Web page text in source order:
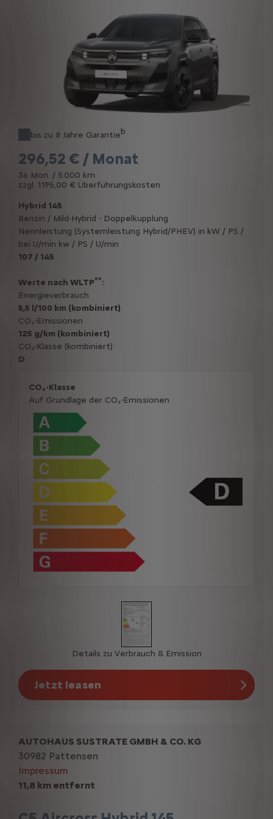
bis zu 8 Jahre Garantieb
296,52 € / Monat
36 Mon. / 5.000 km
zzgl. 1.195,00 € Überführungskosten
Hybrid 145
Benzin / Mild-Hybrid - Doppelkupplung
Nennleistung (Systemleistung Hybrid/PHEV) in kW / PS /
bei U/min kw / PS / U/min
107 / 145
Werte nach WLTP**:
Energieverbrauch
5,5 l/100 km (kombiniert)
CO₂-Emissionen
125 g/km (kombiniert)
CO₂-Klasse (kombiniert)
D
CO₂-Klasse
Auf Grundlage der CO₂-Emissionen
Details zu Verbrauch & Emission
Jetzt leasen
11,8 km entfernt
AUTOHAUS SUSTRATE GMBH & CO. KG
30982 Pattensen
Impressum